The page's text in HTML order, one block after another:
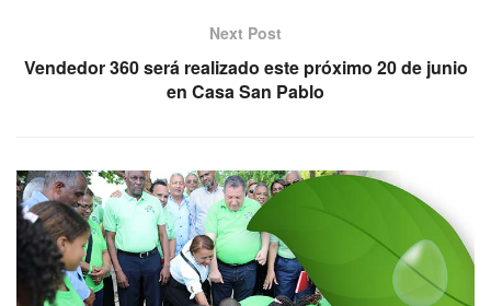
Next Post
Vendedor 360 será realizado este próximo 20 de junio
en Casa San Pablo